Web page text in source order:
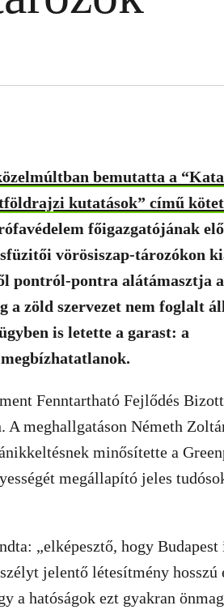
bemutatta a
kutatások” című
főigazgatójának
vörösiszap-tározókon
pontról-pontra alátámasztja
zöld szervezet nem foglalt
is letette a garast: a
Fenntartható Fejlődés
meghallgatáson Németh
minősítette a
megállapító jeles
„elképesztő, hogy
jelentő létesítmény hosszú
a hatóságok ezt gyakran